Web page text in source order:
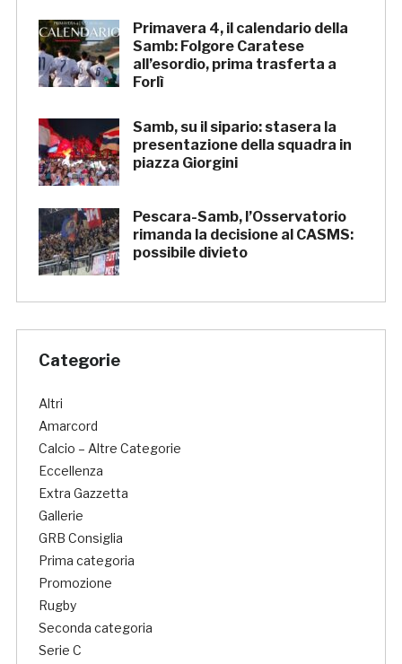
Primavera 4, il calendario della
Samb: Folgore Caratese
all’esordio, prima trasferta a
Forlì
Samb, su il sipario: stasera la
presentazione della squadra in
piazza Giorgini
Pescara-Samb, l’Osservatorio
rimanda la decisione al CASMS:
possibile divieto
Categorie
Altri
Amarcord
Calcio – Altre Categorie
Eccellenza
Extra Gazzetta
Gallerie
GRB Consiglia
Prima categoria
Promozione
Rugby
Seconda categoria
Serie C